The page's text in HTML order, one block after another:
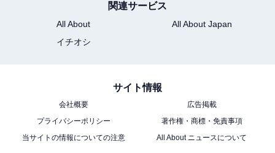
関連サービス
All About
All About Japan
イチオシ
サイト情報
会社概要
広告掲載
プライバシーポリシー
著作権・商標・免責事項
当サイトの情報についての注意
All About ニュースについて